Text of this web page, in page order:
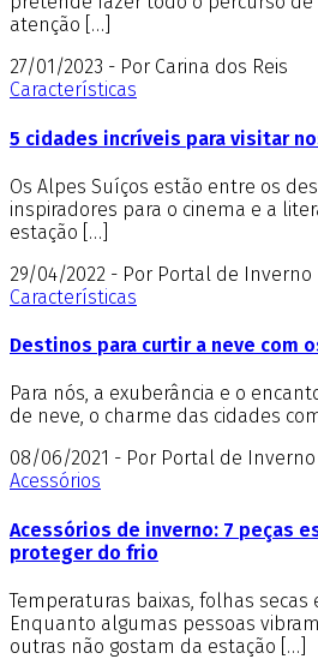
atenção […]
27/01/2023 - Por Carina dos Reis
Características
5 cidades incríveis para visitar
Os Alpes Suíços estão entre os
inspiradores para o cinema e a
estação […]
29/04/2022 - Por Portal de Inverno
Características
Destinos para curtir a neve com
Para nós, a exuberância e o
de neve, o charme das cidades
08/06/2021 - Por Portal de Inverno
Acessórios
Acessórios de inverno: 7 peças
proteger do frio
Temperaturas baixas, folhas secas
Enquanto algumas pessoas
outras não gostam da estação […]